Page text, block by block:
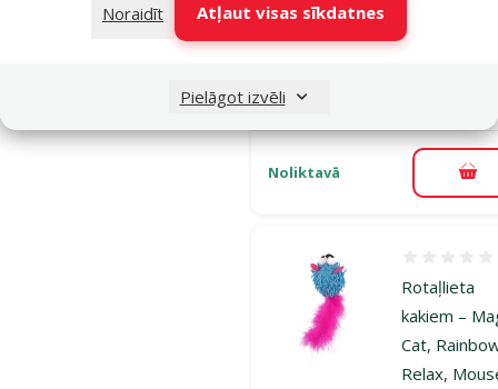
Noraidīt
Atļaut visas sīkdatnes
Pielāgot izvēli
krāsa - zila
Noliktavā
Rotaļlieta
kakiem –
Cat,
Relax,